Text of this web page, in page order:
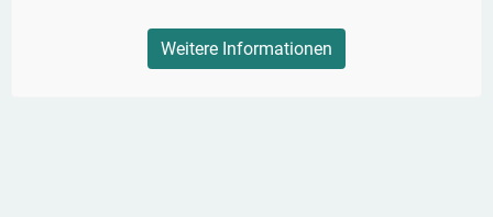
Weitere Informationen